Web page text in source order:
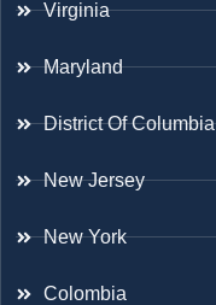
Virginia
Maryland
District Of Columbia
New Jersey
New York
Colombia